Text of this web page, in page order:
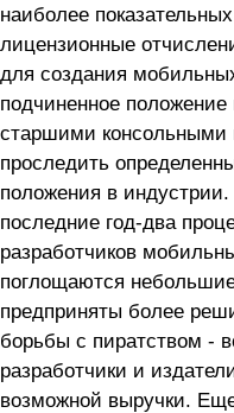
наиболее
лицензионные
для создания
подчиненное
старшими
проследить
положения в
последние год-два
разработчиков
поглощаются
предприняты более
борьбы с пиратством -
разработчики и
возможной выручки.